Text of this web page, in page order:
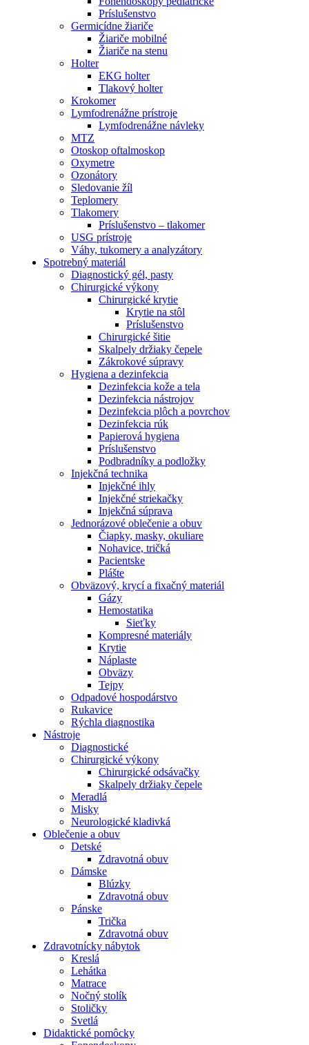
Príslušenstvo
Germicídne žiariče
Žiariče mobilné
Žiariče na stenu
Holter
EKG holter
Tlakový holter
Krokomer
Lymfodrenážne prístroje
Lymfodrenážne návleky
MTZ
Otoskop oftalmoskop
Oxymetre
Ozonátory
Sledovanie žíl
Teplomery
Tlakomery
Príslušenstvo – tlakomer
USG prístroje
Váhy, tukomery a analyzátory
Spotrebný materiál
Diagnostický gél, pasty
Chirurgické výkony
Chirurgické krytie
Krytie na stôl
Príslušenstvo
Chirurgické šitie
Skalpely držiaky čepele
Zákrokové súpravy
Hygiena a dezinfekcia
Dezinfekcia kože a tela
Dezinfekcia nástrojov
Dezinfekcia plôch a povrchov
Dezinfekcia rúk
Papierová hygiena
Príslušenstvo
Podbradníky a podložky
Injekčná technika
Injekčné ihly
Injekčné striekačky
Injekčná súprava
Jednorázové oblečenie a obuv
Čiapky, masky, okuliare
Nohavice, tričká
Pacientske
Plášte
Obväzový, krycí a fixačný materiál
Gázy
Hemostatika
Sieťky
Kompresné materiály
Krytie
Náplaste
Obväzy
Tejpy
Odpadové hospodárstvo
Rukavice
Rýchla diagnostika
Nástroje
Diagnostické
Chirurgické výkony
Chirurgické odsávačky
Skalpely držiaky čepele
Meradlá
Misky
Neurologické kladivká
Oblečenie a obuv
Detské
Zdravotná obuv
Dámske
Blúzky
Zdravotná obuv
Pánske
Trička
Zdravotná obuv
Zdravotnícky nábytok
Kreslá
Lehátka
Matrace
Nočný stolík
Stoličky
Svetlá
Didaktické pomôcky